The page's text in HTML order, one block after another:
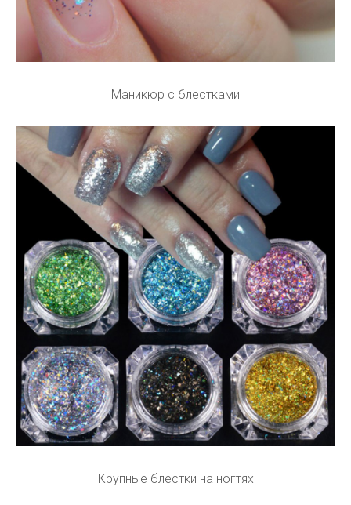
Маникюр с блестками
Крупные блестки на ногтях